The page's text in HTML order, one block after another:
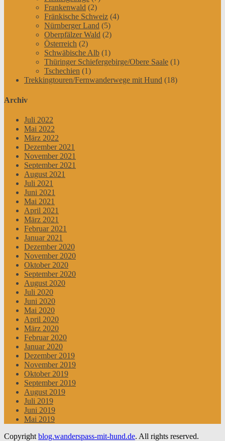
Frankenwald (2)
Fränkische Schweiz (4)
Nürnberger Land (5)
Oberpfälzer Wald (2)
Österreich (2)
Schwäbische Alb (1)
Thüringer Schiefergebirge/Obere Saale (1)
Tschechien (1)
Trekkingtouren/Fernwanderwege mit Hund (18)
Archiv
Juli 2022
Mai 2022
März 2022
Dezember 2021
November 2021
September 2021
August 2021
Juli 2021
Juni 2021
Mai 2021
April 2021
März 2021
Februar 2021
Januar 2021
Dezember 2020
November 2020
Oktober 2020
September 2020
August 2020
Juli 2020
Juni 2020
Mai 2020
April 2020
März 2020
Februar 2020
Januar 2020
Dezember 2019
November 2019
Oktober 2019
September 2019
August 2019
Juli 2019
Juni 2019
Mai 2019
Copyright blog.wanderspass-mit-hund.de. All rights reserved.